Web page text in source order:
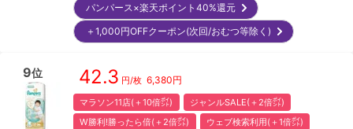
パンパース×楽天ポイント40%還元
＋1,000円OFFクーポン(次回/おむつ等除く)
9位 42.3 円/枚 6,380円
マラソン11店(＋10倍㌽)
ジャンルSALE(＋2倍㌽)
W勝利!勝ったら倍(＋2倍㌽)
ウェブ検索利用(＋1倍㌽)